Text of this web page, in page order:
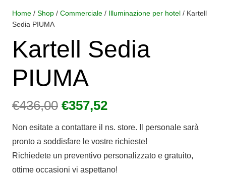
Home / Shop / Commerciale / Illuminazione per hotel / Kartell
Sedia PIUMA
Kartell Sedia
PIUMA
€436,00 Il
originale
era:
€436,00.
€357,52Il
attuale
è:
€357,52.
Non esitate a contattare il ns. store. Il personale sarà
pronto a soddisfare le vostre richieste!
Richiedete un preventivo personalizzato e gratuito,
ottime occasioni vi aspettano!